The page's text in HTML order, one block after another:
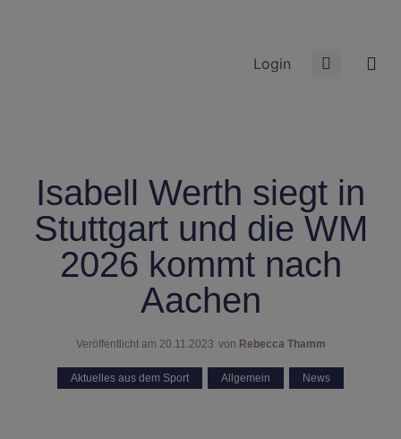
Login
Isabell Werth siegt in
Stuttgart und die WM
2026 kommt nach
Aachen
Veröffentlicht am 20.11.2023 von Rebecca Thamm
Aktuelles aus dem Sport Allgemein News